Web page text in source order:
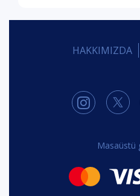
HAKKIMIZDA
Masaüstü